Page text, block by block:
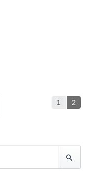
1 2